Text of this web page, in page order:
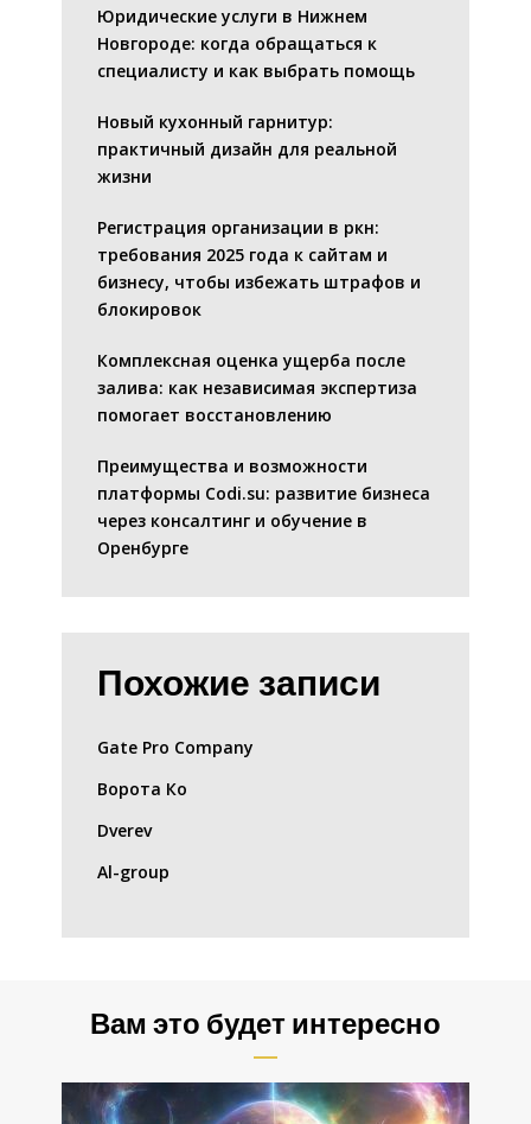
Юридические услуги в Нижнем
Новгороде: когда обращаться к
специалисту и как выбрать помощь
Новый кухонный гарнитур:
практичный дизайн для реальной
жизни
Регистрация организации в ркн:
требования 2025 года к сайтам и
бизнесу, чтобы избежать штрафов и
блокировок
Комплексная оценка ущерба после
залива: как независимая экспертиза
помогает восстановлению
Преимущества и возможности
платформы Codi.su: развитие бизнеса
через консалтинг и обучение в
Оренбурге
Похожие записи
Gate Pro Company
Ворота Ко
Dverev
Al-group
Вам это будет интересно